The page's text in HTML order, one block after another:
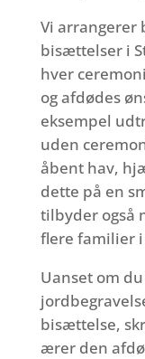
Vi arrangerer
bisættelser i
hver
og afdødes
eksempel
uden
åbent hav,
dette på en
tilbyder også
flere familier
Uanset om
bisættelse,
ærer den